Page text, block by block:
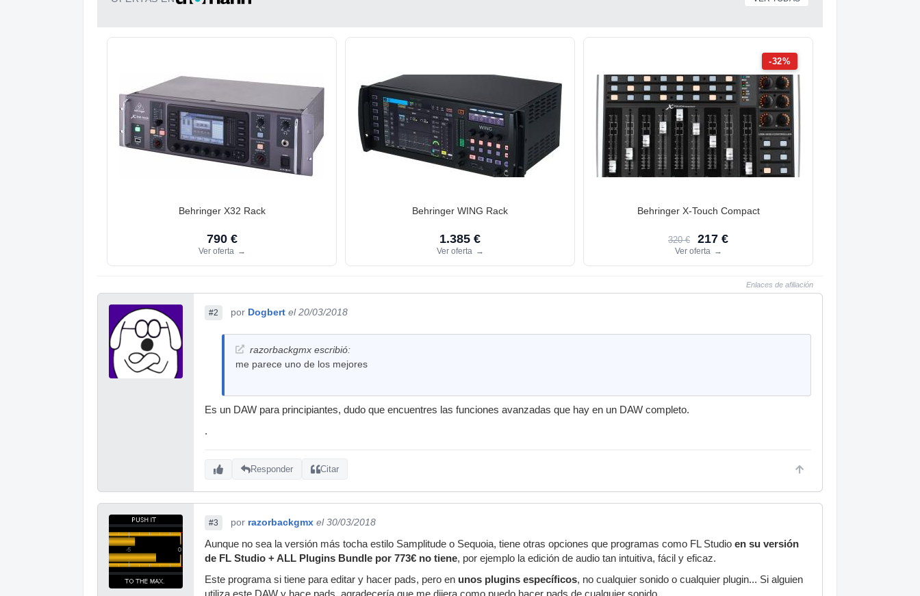
Behringer X32 Rack
790 €
Ver oferta →
Behringer WING Rack
1.385 €
Ver oferta →
-32%
Behringer X-Touch Compact
320 € 217 €
Ver oferta →
Enlaces de afiliación
#2 por Dogbert el 20/03/2018
razorbackgmx escribió:
me parece uno de los mejores
Es un DAW para principiantes, dudo que encuentres las funciones avanzadas que hay en un DAW completo.
.
Responder Citar
#3 por razorbackgmx el 30/03/2018
Aunque no sea la versión más tocha estilo Samplitude o Sequoia, tiene otras opciones que programas como FL Studio en su versión
de FL Studio + ALL Plugins Bundle por 773€ no tiene, por ejemplo la edición de audio tan intuitiva, fácil y eficaz.
Este programa si tiene para editar y hacer pads, pero en unos plugins específicos, no cualquier sonido o cualquier plugin... Si alguien